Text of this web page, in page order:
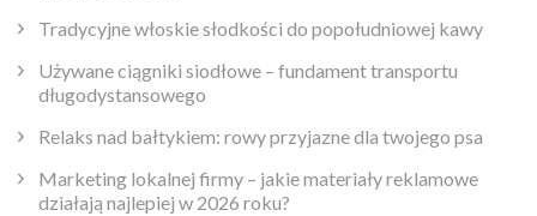
Tradycyjne włoskie słodkości do popołudniowej kawy
Używane ciągniki siodłowe – fundament transportu
długodystansowego
Relaks nad bałtykiem: rowy przyjazne dla twojego psa
Marketing lokalnej firmy – jakie materiały reklamowe
działają najlepiej w 2026 roku?